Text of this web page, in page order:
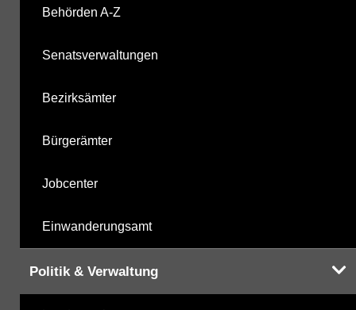
Behörden A-Z
Senatsverwaltungen
Bezirksämter
Bürgerämter
Jobcenter
Einwanderungsamt
Politik & Verwaltung